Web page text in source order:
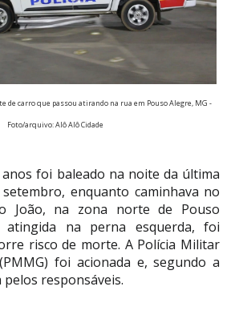
de carro que passou atirando na rua em Pouso Alegre, MG -
Foto/arquivo: Alô Alô Cidade
foi baleado na noite da última
enquanto caminhava no
João, na zona norte de Pouso
atingida na perna esquerda, foi
risco de morte. A Polícia Militar
foi acionada e, segundo a
responsáveis.